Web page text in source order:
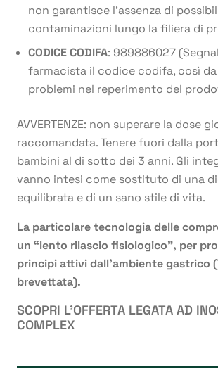
non garantisce l’assenza di
contaminazioni lungo la filiera di
CODICE CODIFA: 989886027
farmacista il codice codifa, così
problemi nel reperimento del
AVVERTENZE: non superare la dose
raccomandata. Tenere fuori dalla
bambini al di sotto dei 3 anni. Gli
vanno intesi come sostituto di una
equilibrata e di un sano stile di vita.
La particolare tecnologia delle
un “lento rilascio fisiologico”, per
principi attivi dall’ambiente gastrico
brevettata).
SCOPRI L’OFFERTA LEGATA AD
COMPLEX